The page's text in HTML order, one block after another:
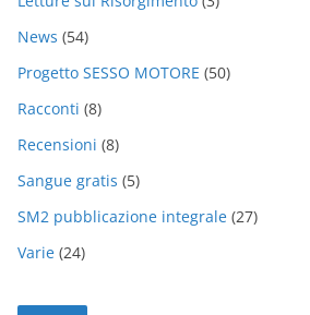
News (54)
Progetto SESSO MOTORE (50)
Racconti (8)
Recensioni (8)
Sangue gratis (5)
SM2 pubblicazione integrale (27)
Varie (24)